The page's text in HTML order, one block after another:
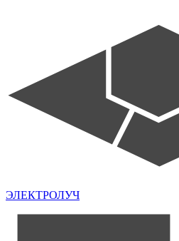
ЭЛЕКТРОЛУЧ